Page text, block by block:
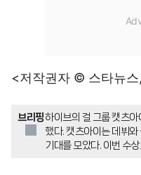
<저작권자 © 스타뉴
브리핑하이브의 걸 그룹 캣츠
했다. 캣츠아이는 데뷔와
기대를 모았다. 이번 수